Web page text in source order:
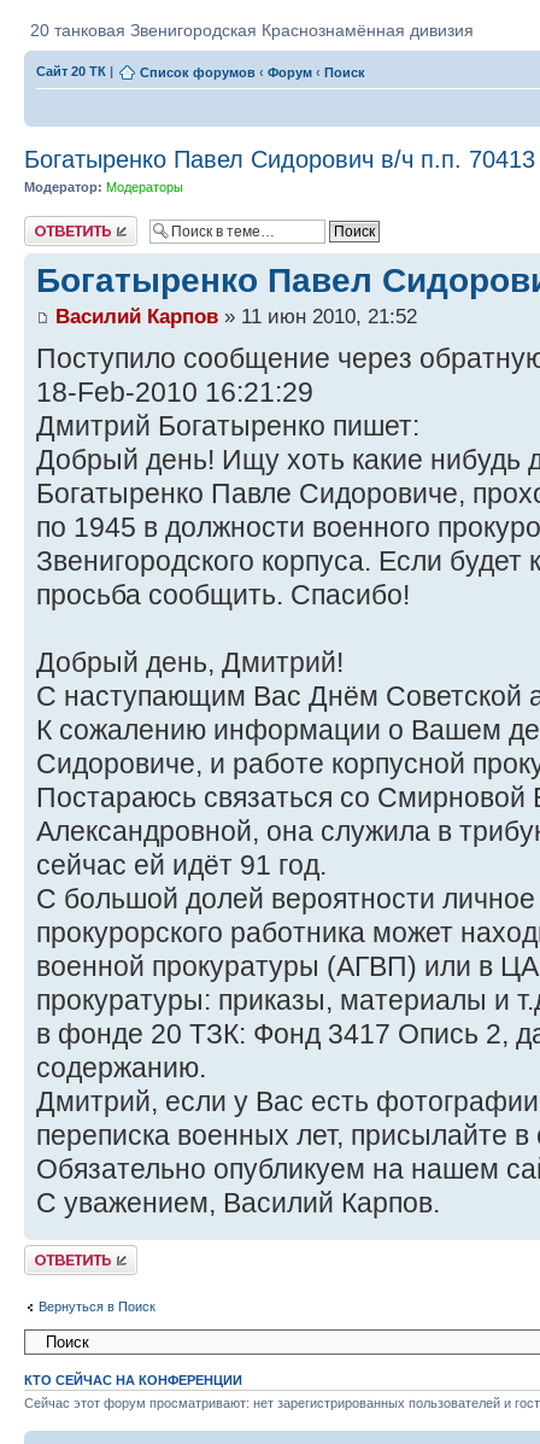
20 танковая Звенигородская Краснознамённая дивизия
Сайт 20 ТК | Список форумов ‹ Форум ‹ Поиск
Богатыренко Павел Сидорович в/ч п.п. 70413
Модератор: Модераторы
Ответить
Богатыренко Павел
Василий Карпов » 11 июн 2010, 21:52
Поступило сообщение через
18-Feb-2010 16:21:29
Дмитрий Богатыренко пишет:
Добрый день! Ищу хоть какие нибудь
Богатыренко Павле Сидоровиче,
по 1945 в должности военного
Звенигородского корпуса. Если
просьба сообщить. Спасибо!
Добрый день, Дмитрий!
С наступающим Вас Днём Советской
К сожалению информации о Вашем
Сидоровиче, и работе корпусной
Постараюсь связаться со Смирновой
Александровной, она служила в
сейчас ей идёт 91 год.
С большой долей вероятности личное
прокурорского работника может
военной прокуратуры (АГВП) или в
прокуратуры: приказы, материалы и
в фонде 20 ТЗК: Фонд 3417 Опись 2,
содержанию.
Дмитрий, если у Вас есть
переписка военных лет, присылайте
Обязательно опубликуем на нашем
С уважением, Василий Карпов.
Ответить
Вернуться в Поиск
КТО СЕЙЧАС НА КОНФЕРЕНЦИИ
Сейчас этот форум просматривают: нет зарегистрированных пользователей и